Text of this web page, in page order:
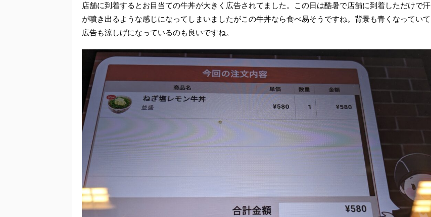
店舗に到着するとお目当ての牛丼が大きく広告されてました。この日は酷暑で店舗に到着しただけで汗
が噴き出るような感じになってしまいましたがこの牛丼なら食べ易そうですね。背景も青くなっていて
広告も涼しげになっているのも良いですね。